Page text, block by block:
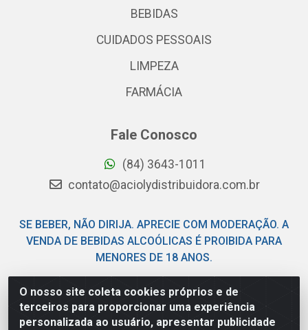
O nosso site coleta cookies próprios e de
terceiros para proporcionar uma experiência
personalizada ao usuário, apresentar publicidade
BEBIDAS
CUIDADOS PESSOAIS
LIMPEZA
FARMÁCIA
Fale Conosco
(84) 3643-1011
contato@aciolydistribuidora.com.br
SE BEBER, NÃO DIRIJA. APRECIE COM MODERAÇÃO. A
VENDA DE BEBIDAS ALCOÓLICAS É PROIBIDA PARA
MENORES DE 18 ANOS.
Acioly Distribuidora - Av Piloto Pereira Tim - Parque de
Exposições - Parnamirim/RN - CEP 59146-480 - CNPJ